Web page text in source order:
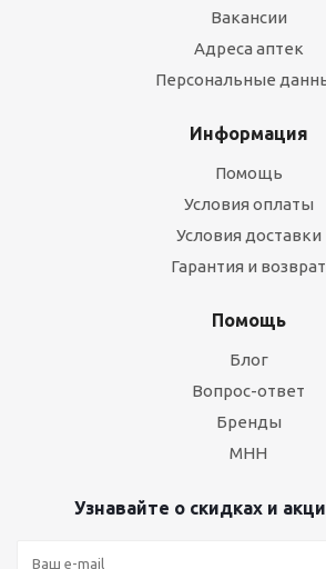
Вакансии
Адреса аптек
Персональные
Информация
Помощь
Условия оплаты
Условия доставки
Гарантия и возврат
Помощь
Блог
Вопрос-ответ
Бренды
МНН
Узнавайте о скидках и